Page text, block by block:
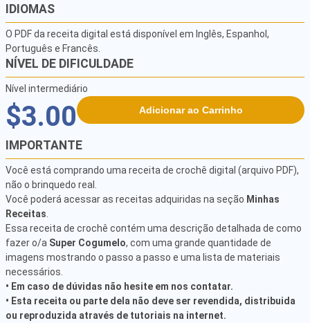
IDIOMAS
O PDF da receita digital está disponível em Inglês, Espanhol,
Português e Francês.
NÍVEL DE DIFICULDADE
Nível intermediário
$3.00 Adicionar ao Carrinho
IMPORTANTE
Você está comprando uma receita de crochê digital (arquivo PDF),
não o brinquedo real.
Você poderá acessar as receitas adquiridas na seção Minhas
Receitas
Essa receita de crochê contém uma descrição detalhada de como
fazer o/a Super Cogumelo, com uma grande quantidade de
imagens mostrando o passo a passo e uma lista de materiais
necessários.
• Em caso de dúvidas não hesite em nos contatar.
• Esta receita ou parte dela não deve ser revendida, distribuida
ou reproduzida através de tutoriais na internet.